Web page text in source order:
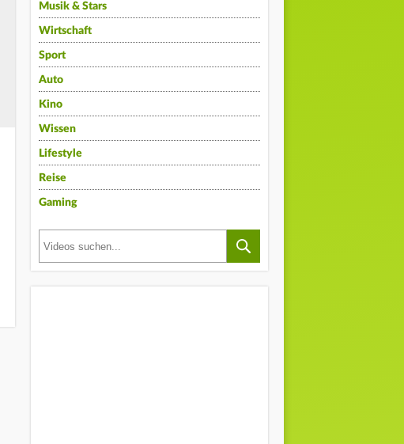
Musik & Stars
Wirtschaft
Sport
Auto
Kino
Wissen
Lifestyle
Reise
Gaming